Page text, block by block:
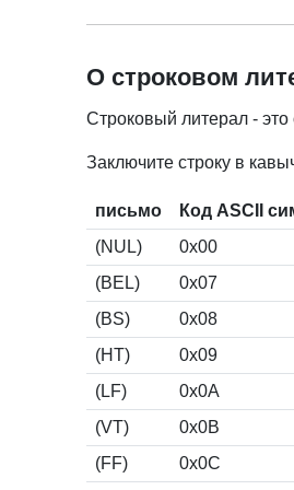
О строковом
Строковый литерал -
Заключите строку в
письмо Код ASCII
(NUL)
0x00
(BEL)
0x07
(BS)
0x08
(HT)
0x09
(LF)
0x0A
(VT)
0x0B
(FF)
0x0C